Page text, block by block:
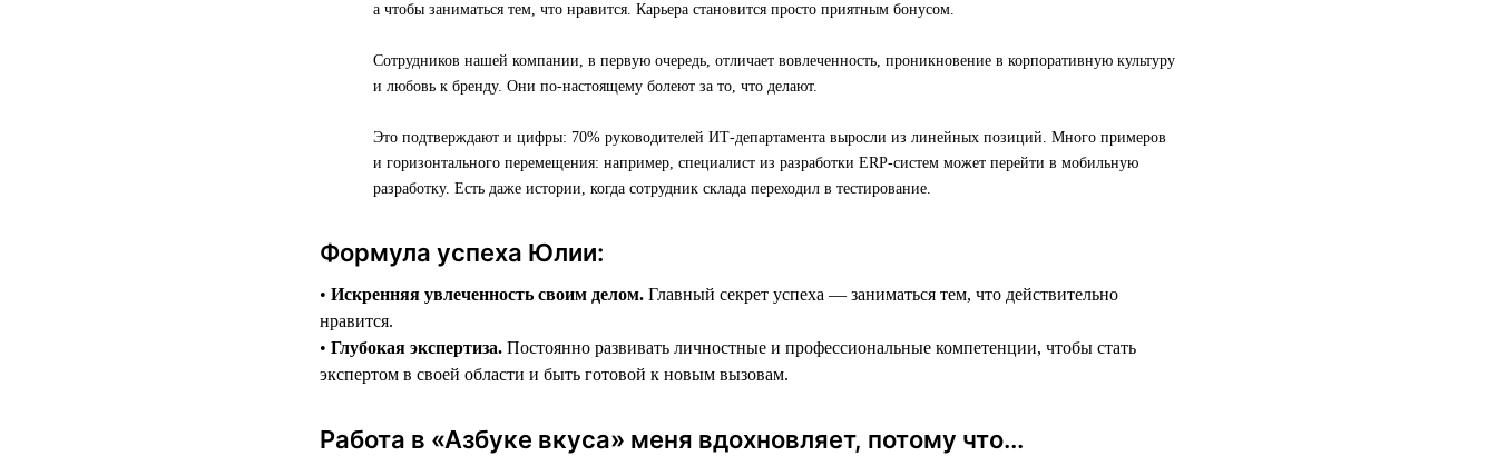
а чтобы заниматься тем, что нравится. Карьера становится просто приятным бонусом.
Сотрудников нашей компании, в первую очередь, отличает вовлеченность, проникновение в корпоративную культуру
и любовь к бренду. Они по-настоящему болеют за то, что делают.
Это подтверждают и цифры: 70% руководителей ИТ-департамента выросли из линейных позиций. Много примеров
и горизонтального перемещения: например, специалист из разработки ERP-систем может перейти в мобильную
разработку. Есть даже истории, когда сотрудник склада переходил в тестирование.
Формула успеха Юлии:
• Искренняя увлеченность своим делом. Главный секрет успеха — заниматься тем, что действительно
нравится.
• Глубокая экспертиза. Постоянно развивать личностные и профессиональные компетенции, чтобы стать
экспертом в своей области и быть готовой к новым вызовам.
Работа в «Азбуке вкуса» меня вдохновляет, потому что...